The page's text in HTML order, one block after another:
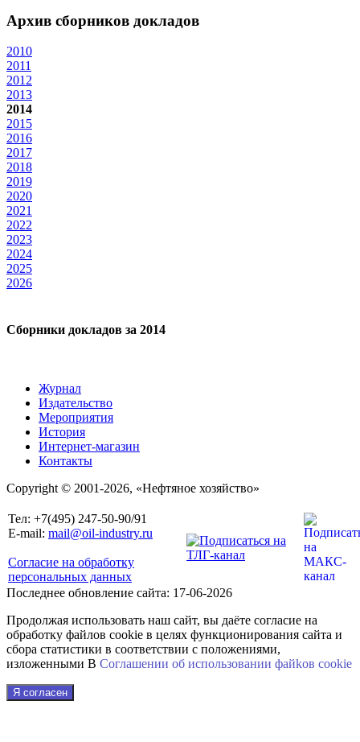
Архив cборников докладов
2010
2011
2012
2013
2014
2015
2016
2017
2018
2019
2020
2021
2022
2023
2024
2025
2026
Сборники докладов за 2014
Журнал
Издательство
Мероприятия
История
Интернет-магазин
Контакты
Copyright © 2001-2026, «Нефтяное хозяйство»
Тел: +7(495) 247-50-90/91
E-mail: mail@oil-industry.ru
Согласие на обработку
персональных данных
Последнее обновление сайта: 17-06-2026
Продолжая использовать наш сайт, вы даёте согласие на
обработку файлов cookie в целях функционирования сайта и
сбора статистики в соответствии с положениями,
изложенными В Соглашении об использовании файkов cookie
Я согласен